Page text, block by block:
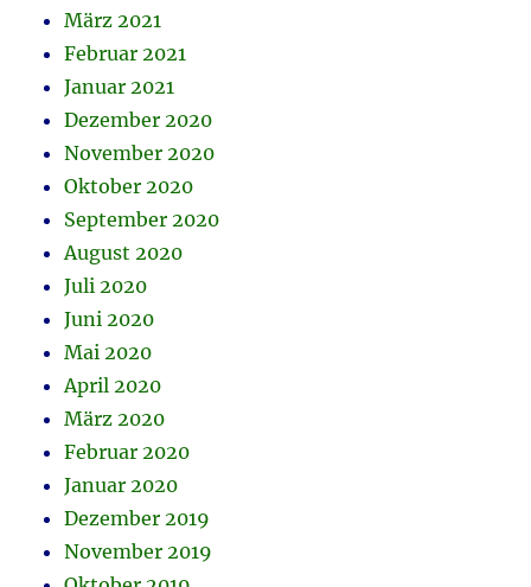
März 2021
Februar 2021
Januar 2021
Dezember 2020
November 2020
Oktober 2020
September 2020
August 2020
Juli 2020
Juni 2020
Mai 2020
April 2020
März 2020
Februar 2020
Januar 2020
Dezember 2019
November 2019